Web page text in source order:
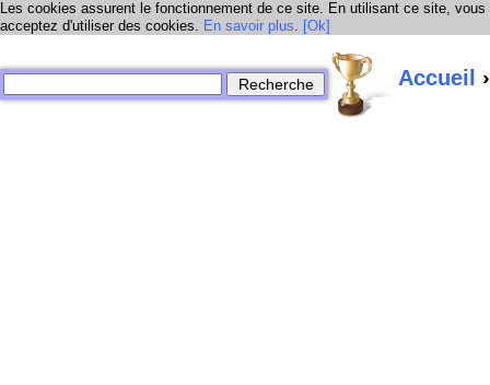
Les cookies assurent le fonctionnement de ce site. En utilisant ce site, vous
acceptez d'utiliser des cookies. En savoir plus. [Ok]
Accueil